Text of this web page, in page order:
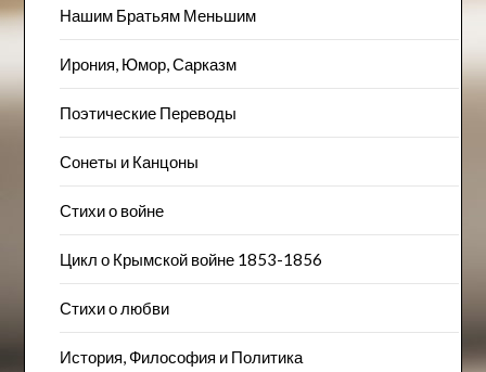
Нашим Братьям Меньшим
Ирония, Юмор, Сарказм
Поэтические Переводы
Сонеты и Канцоны
Стихи о войне
Цикл о Крымской войне 1853-1856
Стихи о любви
История, Философия и Политика